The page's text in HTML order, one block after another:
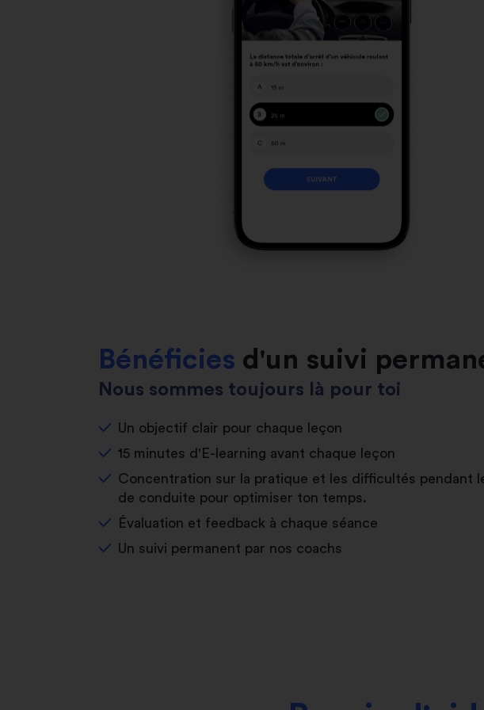
Bénéficies d'un suivi
Nous sommes toujours là pour toi
Un objectif clair pour chaque leçon
15 minutes d'E-learning avant chaque leçon
Concentration sur la pratique et les difficultés pendant
de conduite pour optimiser ton temps.
Évaluation et feedback à chaque séance
Un suivi permanent par nos coachs